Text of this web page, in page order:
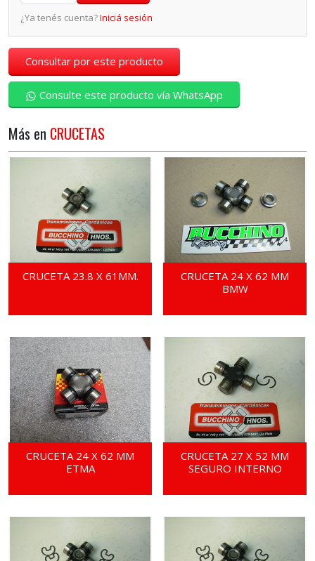
¿Ya tenés cuenta?Iniciá sesión
Consultar por este producto
Consulte este producto vía WhatsApp
Más en CRUCETAS
CRUCETA 23.8 X 61MM.
CRUCETA 24 X 62 MM
BMW
CRUCETA 24 X 62 MM
ETMA
CRUCETA 27 X 52 MM
SEGURO INTERNO